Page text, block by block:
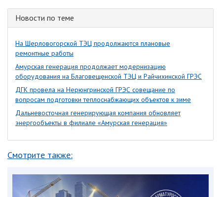
Новости по теме
На Шерловогорской ТЭЦ продолжаются плановые
ремонтные работы
Амурская генерация продолжает модернизацию
оборудования на Благовещенской ТЭЦ и Райчихинской ГРЭС
ДГК провела на Нерюнгринской ГРЭС совещание по
вопросам подготовки теплоснабжающих объектов к зиме
Дальневосточная генерирующая компания обновляет
энергообъекты в филиале «Амурская генерация»
Смотрите также: